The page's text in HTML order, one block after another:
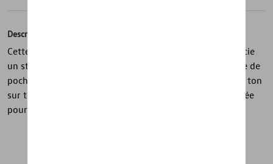
Description
Cette veste bleue pour hommes de la collection ID. associe
un style moderne à un confort au quotidien. Elle dispose de
poches latérales, de bords-côtes subtilement contrastés ton
sur ton et d’une doublure intérieure de couleur contrastée
pour une finition élégante.